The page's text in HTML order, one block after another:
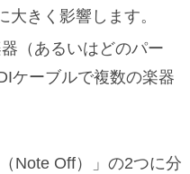
きく影響します。
（あるいはどのパー
ケーブルで複数の楽器
Note Off）」の2つに分